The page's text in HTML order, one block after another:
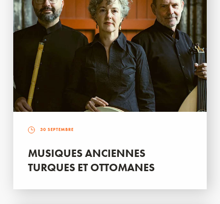
30 SEPTEMBRE
MUSIQUES ANCIENNES
TURQUES ET OTTOMANES